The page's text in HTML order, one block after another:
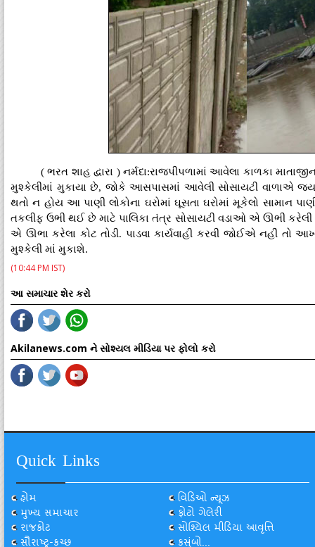
( ભરત શાહ દ્વારા ) નર્મદા:રાજપીપળામાં આવેલા કાળકા
મુશ્કેલીમાં મુકાયા છે, જોકે આસપાસમાં આવેલી સોસાયટી વાળાએ જ્યાં
થતો ન હોય આ પાણી લોકોના ઘરોમાં ઘૂસતા ઘરોમાં મૂકેલો
તકલીફ ઉભી થઈ છે માટે પાલિકા તંત્ર સોસાયટી વડાઓ એ ઊભી કરેલી
એ ઊભા કરેલા કોટ તોડી. પાડવા કાર્યવાહી કરવી જોઈએ નહીં તો
મુશ્કેલી માં મુકાશે.
(10:44 PM IST)
આ સમાચાર શેર કરો
Akilanews.com ને સોશ્યલ મીડિયા પર ફોલો કરો
Quick Links
હોમ
મુખ્ય સમાચાર
રાજકોટ
વિડિઓ ન્યૂઝ
ફોટો ગેલેરી
સોશ્યિલ મીડિયા આવૃત્તિ